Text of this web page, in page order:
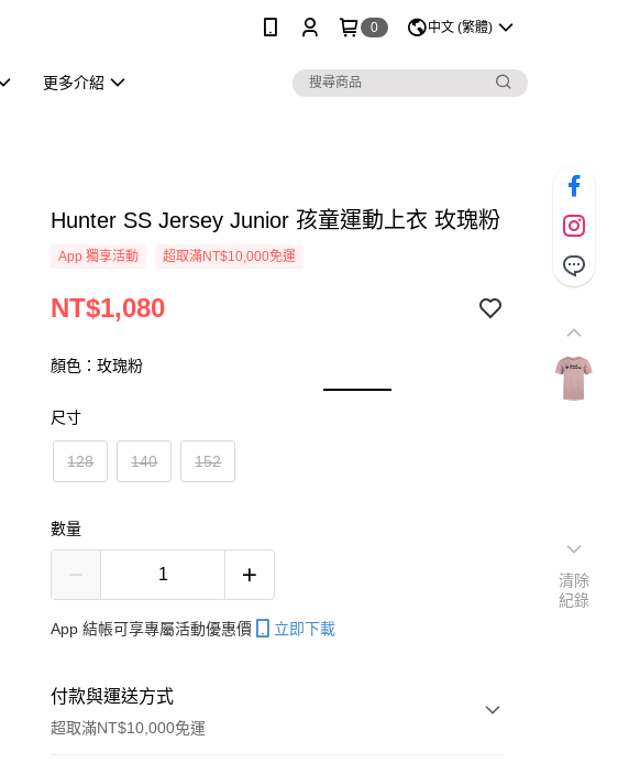
0 中文 (繁體)
更多介紹
Hunter SS Jersey Junior 孩童運動上衣 玫瑰粉
App 獨享活動 超取滿NT$10,000免運
NT$1,080
顏色：玫瑰粉
尺寸
128 140 152
數量
App 結帳可享專屬活動優惠價 立即下載
付款與運送方式
超取滿NT$10,000免運
清除
紀錄